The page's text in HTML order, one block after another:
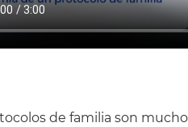
de familia son